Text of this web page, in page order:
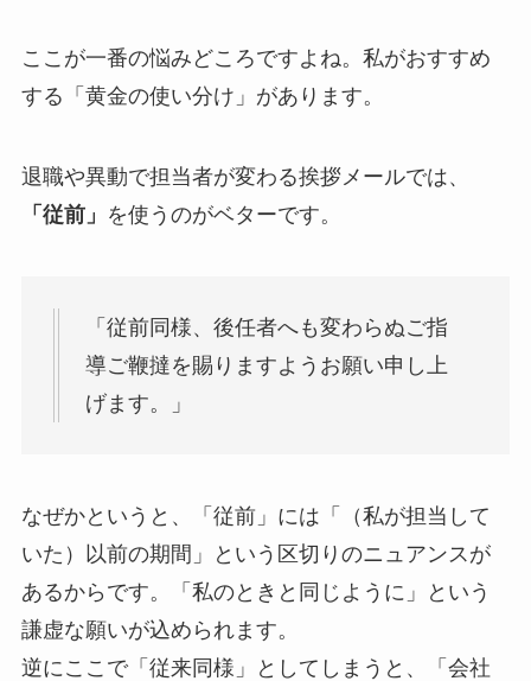
ここが一番の悩みどころですよね。私がおすすめ
する「黄金の使い分け」があります。
退職や異動で担当者が変わる挨拶メールでは、
「従前」 を使うのがベターです。
「従前同様、後任者へも変わらぬご指
導ご鞭撻を賜りますようお願い申し上
げます。」
なぜかというと、「従前」には「（私が担当して
いた）以前の期間」という区切りのニュアンスが
あるからです。「私のときと同じように」という
謙虚な願いが込められます。
逆にここで「従来同様」としてしまうと、「会社